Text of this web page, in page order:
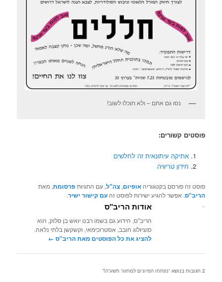
נסו גם אתם – ולא תוכלו לשוב!
פוסטים קשורים:
אתיקה עיתונאית זה לחלשים
חידון טריוויה
פוסט זה פורסם בקטגוריהאופיום,צה"ל, עם התגיותפרסומת, מאת
הריב"ס. אפשר להגיע ישירות לפוסט זהעם קישור ישיר.
אודות הריב"ס
הריב"ס, הידוע גם בשמו רבנו יואש בן סלוק, הוא
סוציולוג חובב, אסטרוכימאי, וקשקשן בלתי נלאה.
להציג את כל הפוסטים מאת הריב"ס‏ ←
2 תגובות בנושא “ נפתחו המיונים למחזור תשע”ה!”